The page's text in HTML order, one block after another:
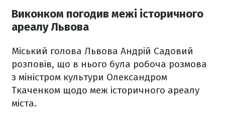
Виконком погодив межі історичного
ареалу Львова
Міський голова Львова Андрій Садовий
розповів, що в нього була робоча розмова
з міністром культури Олександром
Ткаченком щодо меж історичного ареалу
міста.